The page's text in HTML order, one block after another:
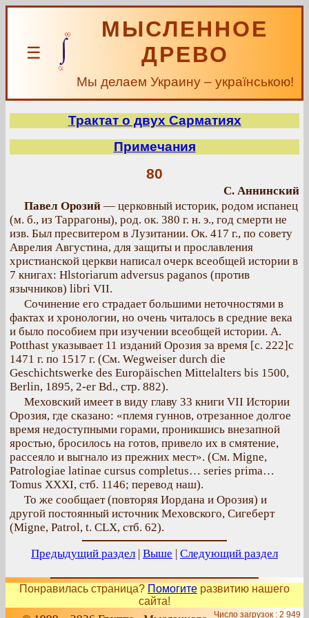
☰
МЫСЛЕННОЕ
ДРЕВО
Мы делаем Украину – українською!
Трактат о двух Сарматиях
Примечания
80
С. Аннинский
Павел Орозий — церковный историк, родом испанец
(м. б., из Таррагоны), род. ок. 380 г. н. э., год смерти не
изв. Был пресвитером в Лузитании. Ок. 417 г., по совету
Аврелия Августина, для защиты и прославления
христианской церкви написал очерк всеобщей истории в
7 книгах: Hlstoriarum adversus paganos (против
язычников) libri VII.
Сочинение его страдает большими неточностями в
фактах и хронологии, но очень читалось в средние века
и было пособием при изучении всеобщей истории. A.
Potthast указывает 11 изданий Орозия за время [с. 222]с
1471 г. по 1517 г. (См. Wegweiser durch die
Geschichtswerke des Europäischen Mittelalters bis 1500,
Berlin, 1895, 2-er Bd., стр. 882).
Меховский имеет в виду главу 33 книги VII Истории
Орозия, где сказано: «племя гуннов, отрезанное долгое
время недоступными горами, проникшись внезапной
яростью, бросилось на готов, привело их в смятение,
рассеяло и выгнало из прежних мест». (См. Migne,
Patrologiae latinae cursus completus… series prima…
Tomus XXXI, стб. 1146; перевод наш).
То же сообщает (повторяя Иордана и Орозия) и
другой постоянный источник Меховского, Сигеберт
(Migne, Patrol, t. CLX, стб. 62).
Предыдущий раздел | Выше | Следующий раздел
Понравилась страница? Помогите развитию нашего
сайта!
Число загрузок : 2 949